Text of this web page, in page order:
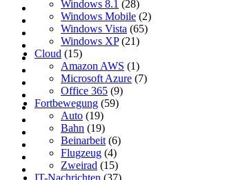
Windows 8.1 (28)
Windows Mobile (2)
Windows Vista (65)
Windows XP(21)
Cloud (15)
Amazon AWS (1)
Microsoft Azure (7)
Office 365 (9)
Fortbewegung (59)
Auto (19)
Bahn (19)
Beinarbeit (6)
Flugzeug (4)
Zweirad (15)
IT-Nachrichten (37)